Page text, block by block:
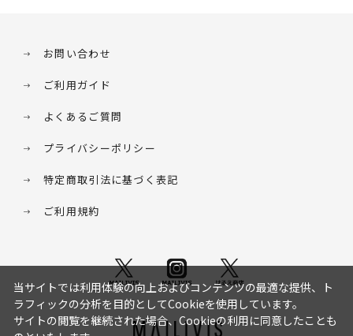
お問い合わせ
ご利用ガイド
よくあるご質問
プライバシーポリシー
特定商取引法に基づく表記
ご利用規約
当サイトでは利用体験の向上およびコンテンツの最適な提供、ト
ラフィックの分析を目的としてCookieを使用しています。
サイトの閲覧を継続された場合、Cookieの利用に同意したことも